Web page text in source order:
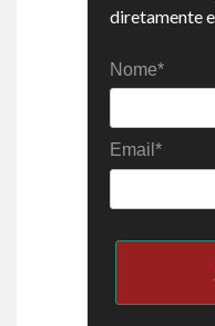
diretamente
Nome*
Email*